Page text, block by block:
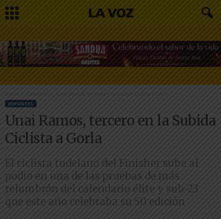
Inicio Unai Ramos, tercero en la Subida Ciclista a Gorla
DEPORTES
Unai Ramos, tercero en la Subida
Ciclista a Gorla
El ciclista tudelano del Finisher sube al
podio en una de las pruebas de más
relumbrón del calendario élite y sub-23
que este año celebraba su 50 edición